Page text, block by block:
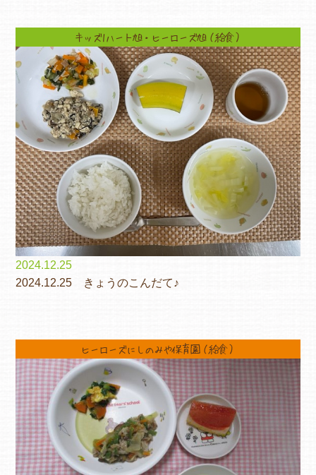
キッズ1ハート旭・ヒーローズ旭（給食）
2024.12.25
2024.12.25 きょうのこんだて♪
ヒーローズにしのみや保育園（給食）